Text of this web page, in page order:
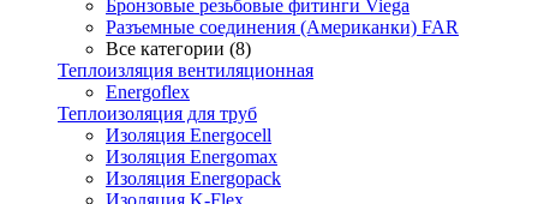
Бронзовые резьбовые фитинги Viega
Разъемные соединения (Американки) FAR
Все категории (8)
Теплоизляция вентиляционная
Energoflex
Теплоизоляция для труб
Изоляция Energocell
Изоляция Energomax
Изоляция Energopack
Изоляция K-Flex